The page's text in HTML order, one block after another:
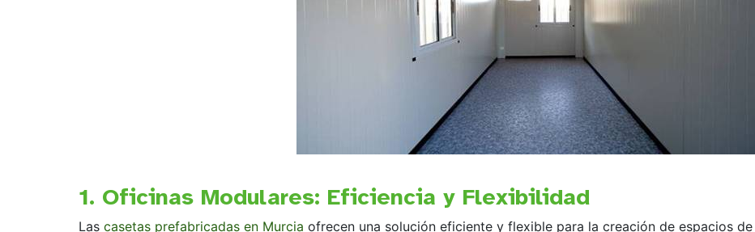
1. Oficinas Modulares: Eficiencia y Flexibilidad
Las casetas prefabricadas en Murcia ofrecen una solución eficiente y flexible para la creación de espacios